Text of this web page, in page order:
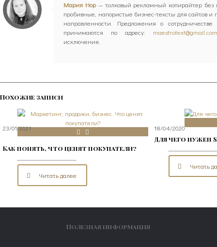
Мария Нор— толковый рекламный копирайтер без
пробивные, напористые бизнес-тексты для сайтов и
направленности. Предложения о
принимаются по адресу: maestrotext@gmail.com
исключения.
Похожие записи
23/01/2021
Как понять, что ценят покупатели?
Читать далее
18/04/2020
Для чего нужен
Читать
Полезная информация